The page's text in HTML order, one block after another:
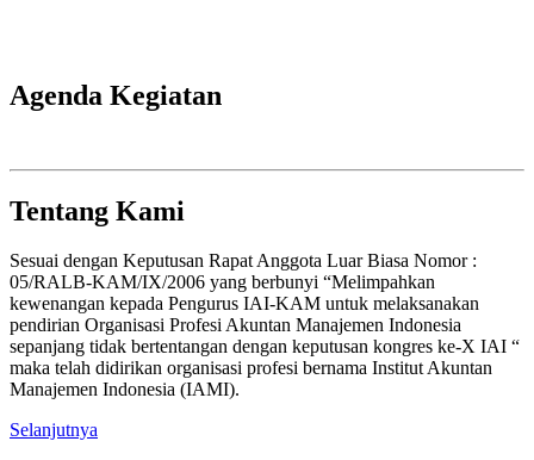
Agenda Kegiatan
Tentang Kami
Sesuai dengan Keputusan Rapat Anggota Luar Biasa Nomor :
05/RALB-KAM/IX/2006 yang berbunyi “Melimpahkan
kewenangan kepada Pengurus IAI-KAM untuk melaksanakan
pendirian Organisasi Profesi Akuntan Manajemen Indonesia
sepanjang tidak bertentangan dengan keputusan kongres ke-X IAI “
maka telah didirikan organisasi profesi bernama Institut Akuntan
Manajemen Indonesia (IAMI).
Selanjutnya